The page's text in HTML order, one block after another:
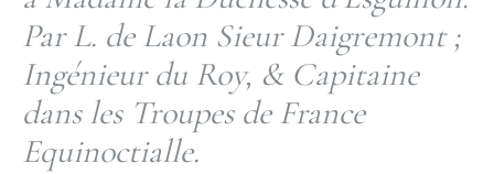
Par L. de Laon Sieur Daigremont ;
Ingénieur du Roy, & Capitaine
dans les Troupes de France
Equinoctialle.